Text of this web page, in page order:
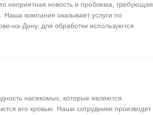
неприятная новость и проблема, требующая
Наша компания оказывает услуги по
на-Дону, для обработки используются
насекомых, которые являются
его кровью. Наши сотрудники производят